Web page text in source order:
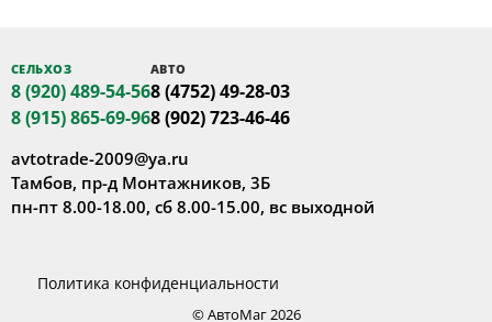
Политика конфиденциальности
© АвтоМаг 2026
СЕЛЬХОЗ
8 (920) 489-54-56
8 (915) 865-69-96
АВТО
8 (4752) 49-28-03
8 (902) 723-46-46
avtotrade-2009@ya.ru
Тамбов, пр-д Монтажников, 3Б
пн-пт 8.00-18.00, сб 8.00-15.00, вс выходной